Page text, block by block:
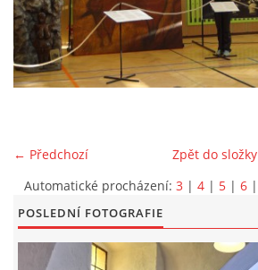
KE STAŽENÍ
PÍŠÍ O NÁS
KE STAŽENÍ - PRAVĚK
PÍŠÍ O PRAVĚKU
← Předchozí
Zpět do složky
Automatické procházení: 3 | 4 | 5 | 6 |
POSLEDNÍ FOTOGRAFIE